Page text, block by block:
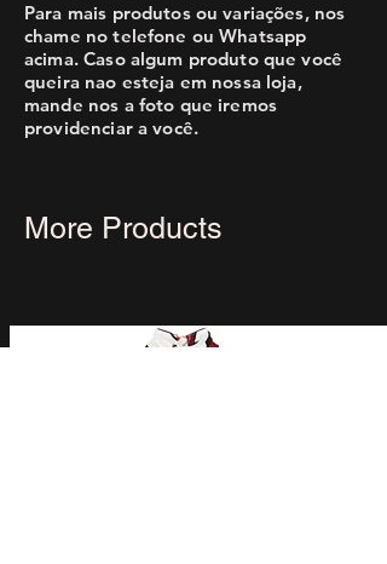
Para mais produtos ou variações, nos
chame no telefone ou Whatsapp
acima. Caso algum produto que você
queira nao esteja em nossa loja,
mande nos a foto que iremos
providenciar a você.
More Products